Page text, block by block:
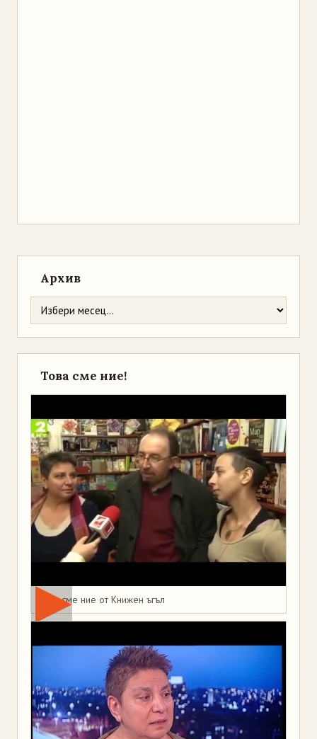
Архив
Това сме ние!
Това сме ние от Книжен ъгъл